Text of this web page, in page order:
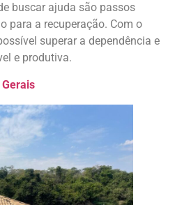
buscar ajuda são passos
para a recuperação. Com o
superar a dependência e
e produtiva.